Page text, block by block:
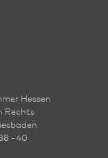
Hessen
Rechts
- 40